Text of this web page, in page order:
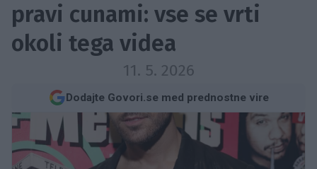
pravi cunami: vse se vrti
okoli tega videa
11. 5. 2026
Dodajte Govori.se med prednostne vire